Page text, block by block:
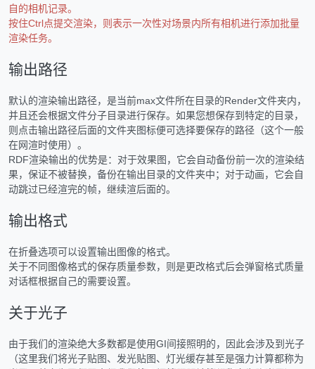
自的相机记录。
按住Ctrl点提交渲染，则表示一次性对场景内所有相机进行添加批量
渲染任务。
输出路径
默认的渲染输出路径，是当前max文件所在目录的Render文件夹内，
并且还会根据文件分子目录进行保存。如果您想保存到特定的目录，
则点击输出路径后面的文件夹图标便可选择要保存的路径（这个一般
在网渲时使用）。
RDF渲染输出的优势是：对于效果图，它会自动备份前一次的渲染结
果，保证不被替换，备份在输出目录的文件夹中；对于动画，它会自
动跳过已经渲完的帧，继续渲后面的。
输出格式
在折叠选项可以设置输出图像的格式。
关于不同图像格式的保存质量参数，则是更改格式后会弹窗格式质量
对话框根据自己的需要设置。
关于光子
由于我们的渲染绝大多数都是使用GI间接照明的，因此会涉及到光子
（这里我们将光子贴图、发光贴图、灯光缓存甚至是强力计算都称为